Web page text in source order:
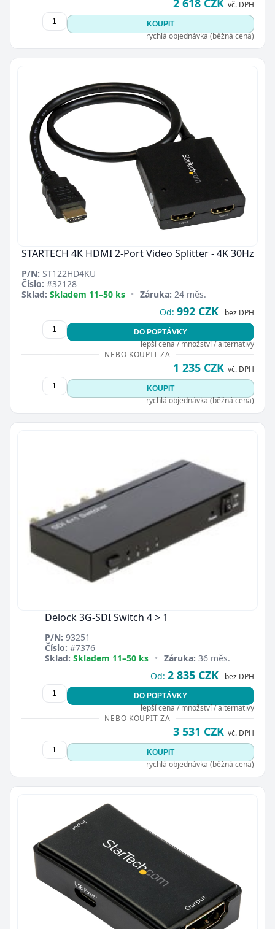
2 618 CZK vč. DPH
KOUPIT
rychlá objednávka (běžná cena)
STARTECH 4K HDMI 2-Port Video Splitter - 4K 30Hz
P/N: ST122HD4KU
Číslo: #32128
Sklad: Skladem 11–50 ks • Záruka: 24 měs.
Od: 992 CZK bez DPH
DO POPTÁVKY
lepší cena / množství / alternativy
NEBO KOUPIT ZA
1 235 CZK vč. DPH
KOUPIT
rychlá objednávka (běžná cena)
Delock 3G-SDI Switch 4 > 1
P/N: 93251
Číslo: #7376
Sklad: Skladem 11–50 ks • Záruka: 36 měs.
Od: 2 835 CZK bez DPH
DO POPTÁVKY
lepší cena / množství / alternativy
NEBO KOUPIT ZA
3 531 CZK vč. DPH
KOUPIT
rychlá objednávka (běžná cena)